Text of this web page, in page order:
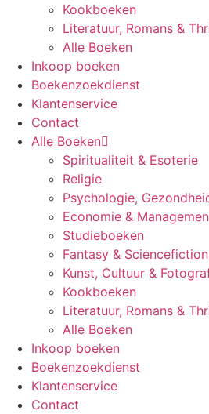
Kookboeken
Literatuur, Romans &
Alle Boeken
Inkoop boeken
Boekenzoekdienst
Klantenservice
Contact
Alle Boeken
Spiritualiteit & Esoterie
Religie
Psychologie,
Economie &
Studieboeken
Fantasy & Sciencefiction
Kunst, Cultuur &
Kookboeken
Literatuur, Romans &
Alle Boeken
Inkoop boeken
Boekenzoekdienst
Klantenservice
Contact